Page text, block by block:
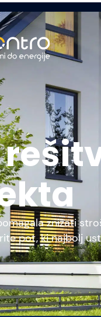
znižati
pot, ki najbolj